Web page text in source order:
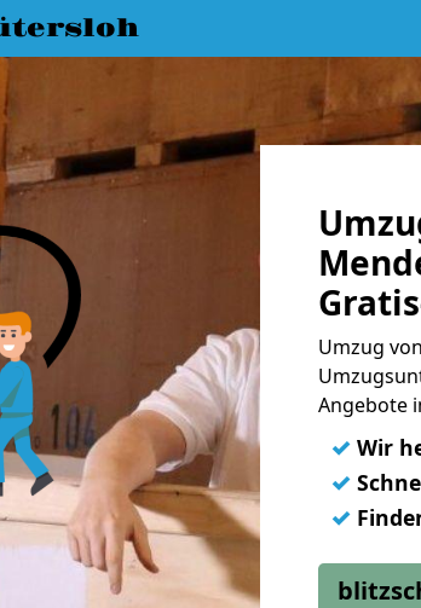
Umzug
Angebote
✓ Wir
✓
✓